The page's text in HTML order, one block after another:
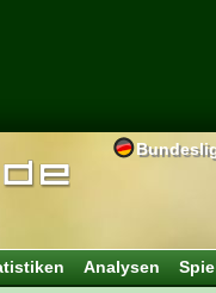
Analysen